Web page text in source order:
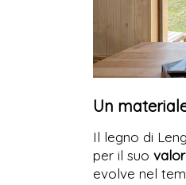
Un
Il legno di
per il suo
evolve nel